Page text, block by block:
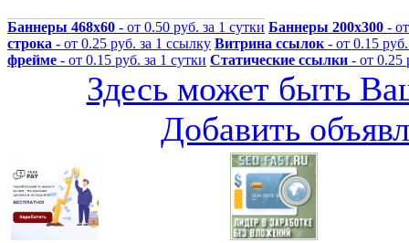
Баннеры 468x60 - от 0.50 руб. за 1 сутки Баннеры 200x300 -
строка - от 0.25 руб. за 1 ссылку Витрина ссылок - от 0.15
фрейме - от 0.15 руб. за 1 сутки Статические ссылки - от 0.25
Здесь может быть
Добавить